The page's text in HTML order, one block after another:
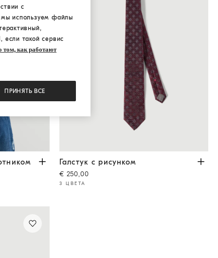
на пуговицах Белый
Галстук с рисунком Бургунди
Галстук с рисунком
€ 250,00
3 ЦВЕТА
с
используем файлы
если такой сервис
том, как работают
ПРИНЯТЬ ВСЕ